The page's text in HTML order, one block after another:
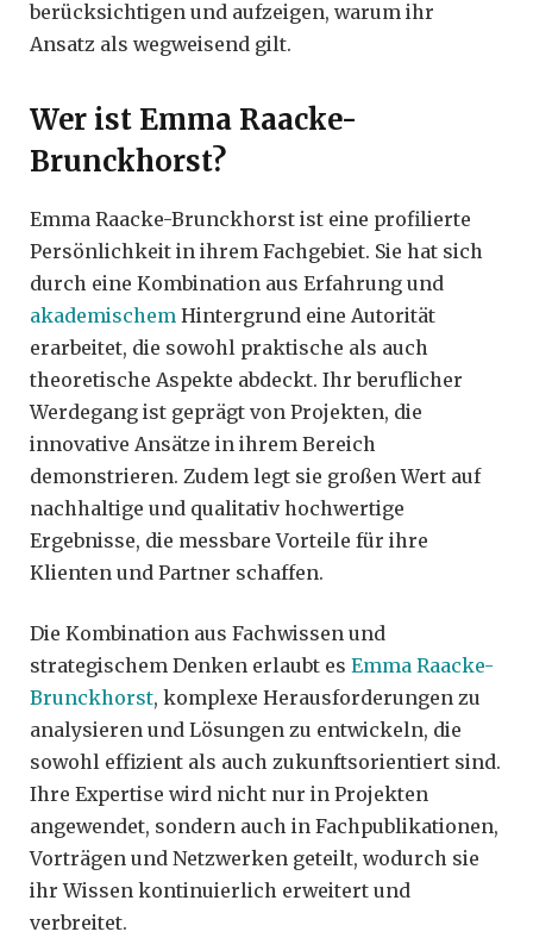
berücksichtigen und aufzeigen, warum ihr
Ansatz als wegweisend gilt.
Wer ist Emma Raacke-
Brunckhorst?
Emma Raacke-Brunckhorst ist eine profilierte
Persönlichkeit in ihrem Fachgebiet. Sie hat sich
durch eine Kombination aus Erfahrung und
akademischem Hintergrund eine Autorität
erarbeitet, die sowohl praktische als auch
theoretische Aspekte abdeckt. Ihr beruflicher
Werdegang ist geprägt von Projekten, die
innovative Ansätze in ihrem Bereich
demonstrieren. Zudem legt sie großen Wert auf
nachhaltige und qualitativ hochwertige
Ergebnisse, die messbare Vorteile für ihre
Klienten und Partner schaffen.
Die Kombination aus Fachwissen und
strategischem Denken erlaubt es Emma Raacke-
Brunckhorst, komplexe Herausforderungen zu
analysieren und Lösungen zu entwickeln, die
sowohl effizient als auch zukunftsorientiert sind.
Ihre Expertise wird nicht nur in Projekten
angewendet, sondern auch in Fachpublikationen,
Vorträgen und Netzwerken geteilt, wodurch sie
ihr Wissen kontinuierlich erweitert und
verbreitet.